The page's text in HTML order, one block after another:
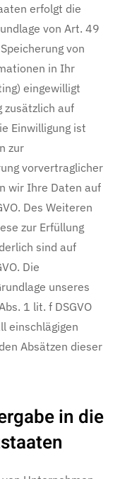
erfolgt die
von Art. 49
von
in Ihr
eingewilligt
zusätzlich auf
Einwilligung ist
zur
vorvertraglicher
wir Ihre Daten auf
Des Weiteren
zur Erfüllung
sind auf
Die
unseres
1 lit. f DSGVO
einschlägigen
Absätzen dieser
in die